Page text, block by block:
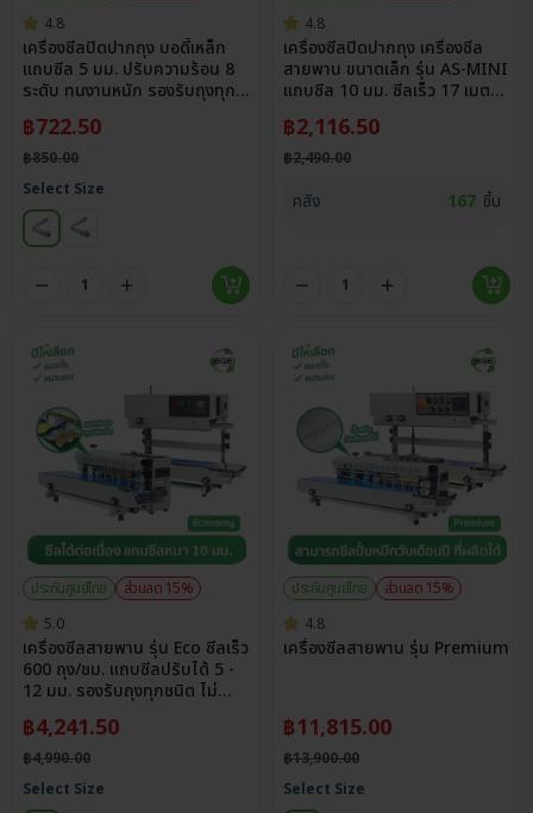
4.8
เครื่องซีลปิดปากถุง บอดี้เหล็ก
แถบซีล 5 มม. ปรับความร้อน 8
ระดับ ทนงานหนัก รองรับถุงทุก
฿722.50
฿850.00
Select Size
4.8
เครื่องซีลปิดปากถุง เครื่องซีล
สายพาน ขนาดเล็ก รุ่น AS-MINI
แถบซีล 10 มม. ซีลเร็ว 17 เมตร/
฿2,116.50
฿2,490.00
คลัง 167 ชิ้น
ประกันศูนย์ไทย
ส่วนลด 15%
5.0
เครื่องซีลสายพาน รุ่น Eco ซีลเร็ว
600 ถุง/ชม. แถบซีลปรับได้ 5 -
12 มม. รองรับถุงทุกชนิด ไม่
฿4,241.50
฿4,990.00
Select Size
ประกันศูนย์ไทย
ส่วนลด 15%
4.8
เครื่องซีลสายพาน รุ่น Premium
฿11,815.00
฿13,900.00
Select Size